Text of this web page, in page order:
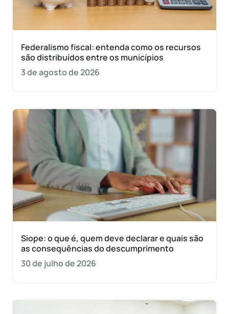
Federalismo fiscal: entenda como os recursos
são distribuídos entre os municípios
3 de agosto de 2026
Siope: o que é, quem deve declarar e quais são
as consequências do descumprimento
30 de julho de 2026